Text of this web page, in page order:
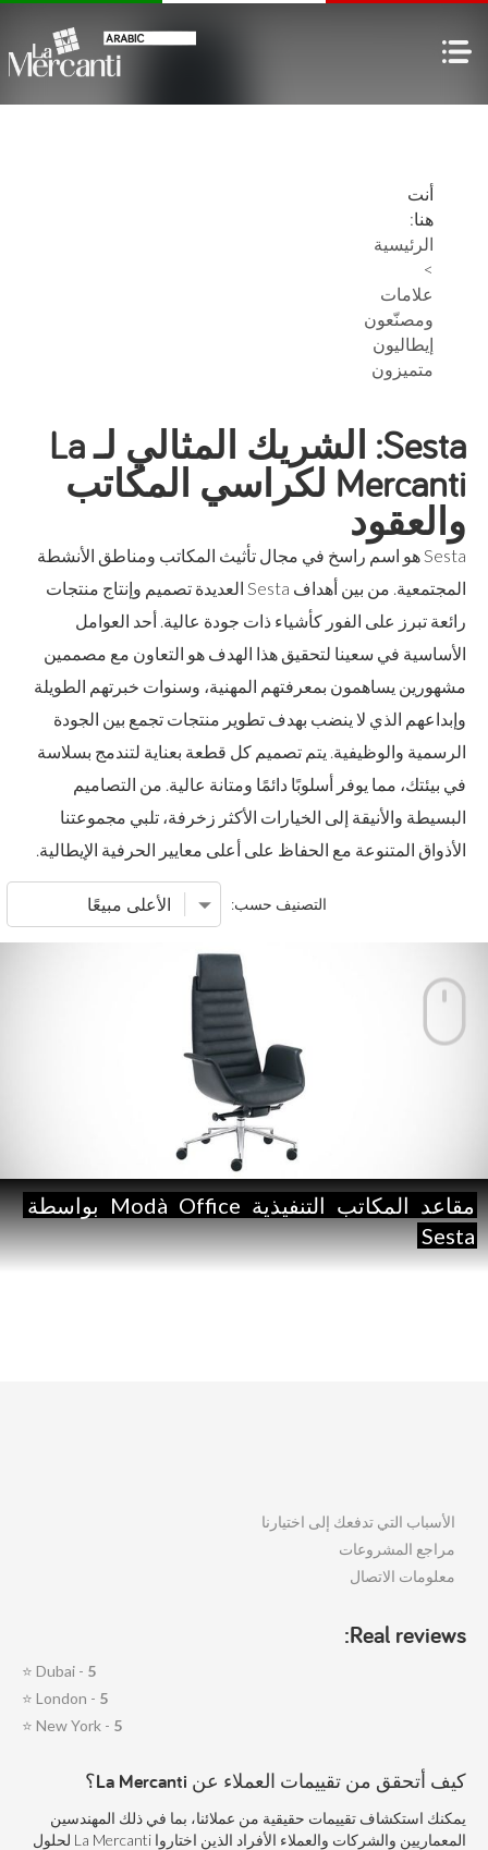
أنت
هنا:
الرئيسية
>
علامات
ومصنّعون
إيطاليون
متميزون
Sesta: الشريك المثالي لـ La
Mercanti لكراسي المكاتب
والعقود
Sesta هو اسم راسخ في مجال تأثيث المكاتب ومناطق الأنشطة
المجتمعية. من بين أهداف Sesta العديدة تصميم وإنتاج منتجات
رائعة تبرز على الفور كأشياء ذات جودة عالية. أحد العوامل
الأساسية في سعينا لتحقيق هذا الهدف هو التعاون مع مصممين
مشهورين يساهمون بمعرفتهم المهنية، وسنوات خبرتهم الطويلة
وإبداعهم الذي لا ينضب بهدف تطوير منتجات تجمع بين الجودة
الرسمية والوظيفية. يتم تصميم كل قطعة بعناية لتندمج بسلاسة
في بيئتك، مما يوفر أسلوبًا دائمًا ومتانة عالية. من التصاميم
البسيطة والأنيقة إلى الخيارات الأكثر زخرفة، تلبي مجموعتنا
الأذواق المتنوعة مع الحفاظ على أعلى معايير الحرفية الإيطالية.
التصنيف حسب:
مقاعد المكاتب التنفيذية Modà Office
بواسطة
Sesta
الأسباب التي تدفعك إلى اختيارنا
مراجع المشروعات
معلومات الاتصال
Real reviews:
Dubai - 5
⭐
London - 5
⭐
New York - 5
⭐
كيف أتحقق من تقييمات العملاء عن La Mercanti؟
يمكنك استكشاف تقييمات حقيقية من عملائنا، بما في ذلك المهندسين
المعماريين والشركات والعملاء الأفراد الذين اختاروا La Mercanti لحلول